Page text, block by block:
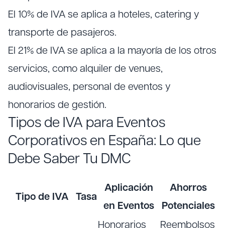
El 10% de IVA se aplica a hoteles, catering y
transporte de pasajeros.
El 21% de IVA se aplica a la mayoría de los otros
servicios, como alquiler de venues,
audiovisuales, personal de eventos y
honorarios de gestión.
Tipos de IVA para Eventos
Corporativos en España: Lo que
Debe Saber Tu DMC
Tipo de IVA Tasa
Aplicación
en Eventos
Ahorros
Potenciales
Honorarios
Reembolsos